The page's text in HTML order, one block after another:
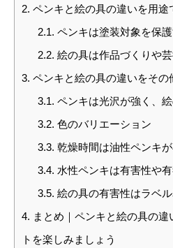
2. ペンキと絵の具の違いを用途
2.1. ペンキは塗装対象を保
2.2. 絵の具は作品づくりや
3. ペンキと絵の具の違いをその
3.1. ペンキは光沢が強く、
3.2. 色のバリエーション
3.3. 乾燥時間は油性ペンキ
3.4. 水性ペンキは有害性や
3.5. 絵の具の有害性はラベ
4. まとめ｜ペンキと絵の具の
トを楽しみましょう